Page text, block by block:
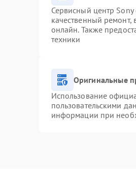
Сервисный центр Sony
качественный ремонт,
онлайн. Также
техники
Оригинальные
Использование
пользовательскими
информации при